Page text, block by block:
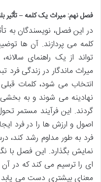
فصل نهم: میراث یک کلمه – تأثیر
در این فصل، نویسندگان به
کلمه می پردازند. آن ها
تواند از یک راهنمای
میراث ماندگار در زندگی
انتخاب می شود، کلمات
نهادینه می شوند و به
گردند. این فرآیند مستمر
اصول و ارزش ها را در فرد
فرد به طور مداوم رشد کند،
نمایش بگذارد. این فصل با
ای را ترسیم می کند که در
معنای بیشتری دست می یابد